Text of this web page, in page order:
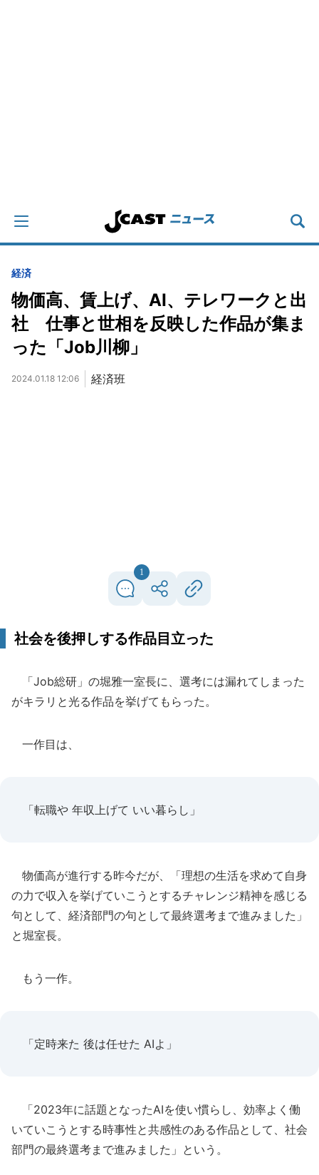
経済
物価高、賃上げ、AI、テレワークと出
社 仕事と世相を反映した作品が集ま
った「Job川柳」
2024.01.18 12:06 経済班
1
社会を後押しする作品目立った
「Job総研」の堀雅一室長に、選考には漏れてしまった
がキラリと光る作品を挙げてもらった。
一作目は、
「転職や 年収上げて いい暮らし」
物価高が進行する昨今だが、「理想の生活を求めて自身
の力で収入を挙げていこうとするチャレンジ精神を感じる
句として、経済部門の句として最終選考まで進みました」
と堀室長。
もう一作。
「定時来た 後は任せた AIよ」
「2023年に話題となったAIを使い慣らし、効率よく働
いていこうとする時事性と共感性のある作品として、社会
部門の最終選考まで進みました」という。